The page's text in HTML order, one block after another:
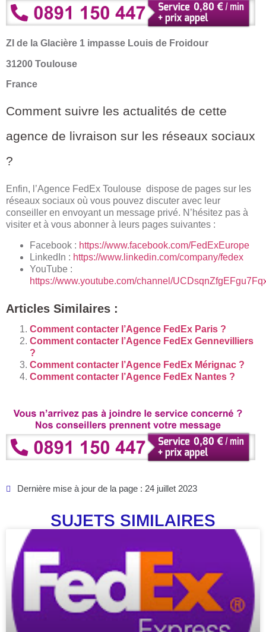
ZI de la Glacière 1 impasse Louis de Froidour
31200 Toulouse
France
Comment suivre les actualités de cette
agence de livraison sur les réseaux sociaux
?
Enfin, l’Agence FedEx Toulouse dispose de pages sur les
réseaux sociaux où vous pouvez discuter avec leur
conseiller en envoyant un message privé. N’hésitez pas à
visiter et à vous abonner à leurs pages suivantes :
Facebook : https://www.facebook.com/FedExEurope
LinkedIn : https://www.linkedin.com/company/fedex
YouTube :
https://www.youtube.com/channel/
Articles Similaires :
Comment contacter l’Agence FedEx Paris ?
Comment contacter l’Agence FedEx Gennevilliers
?
Comment contacter l’Agence FedEx Mérignac ?
Comment contacter l’Agence FedEx Nantes ?
Dernière mise à jour de la page : 24 juillet 2023
SUJETS SIMILAIRES